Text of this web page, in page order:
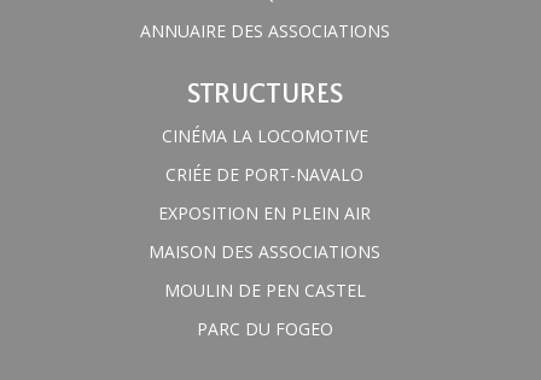
ANNUAIRE DES ASSOCIATIONS
STRUCTURES
CINÉMA LA LOCOMOTIVE
CRIÉE DE PORT-NAVALO
EXPOSITION EN PLEIN AIR
MAISON DES ASSOCIATIONS
MOULIN DE PEN CASTEL
PARC DU FOGEO